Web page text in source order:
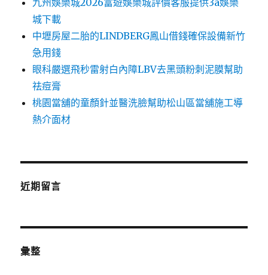
九州娛樂城2026富遊娛樂城評價客服提供3a娛樂
城下載
中壢房屋二胎的LINDBERG鳳山借錢確保設備新竹
急用錢
眼科嚴選飛秒雷射白內障LBV去黑頭粉刺泥膜幫助
祛痘膏
桃園當舖的童顏針並醫洗臉幫助松山區當舖施工導
熱介面材
近期留言
彙整